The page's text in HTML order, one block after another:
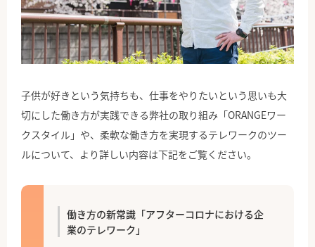
子供が好きという気持ちも、仕事をやりたいという思いも大
切にした働き方が実践できる弊社の取り組み「ORANGEワー
クスタイル」や、柔軟な働き方を実現するテレワークのツー
ルについて、より詳しい内容は下記をご覧ください。
働き方の新常識「アフターコロナにおける企
業のテレワーク」